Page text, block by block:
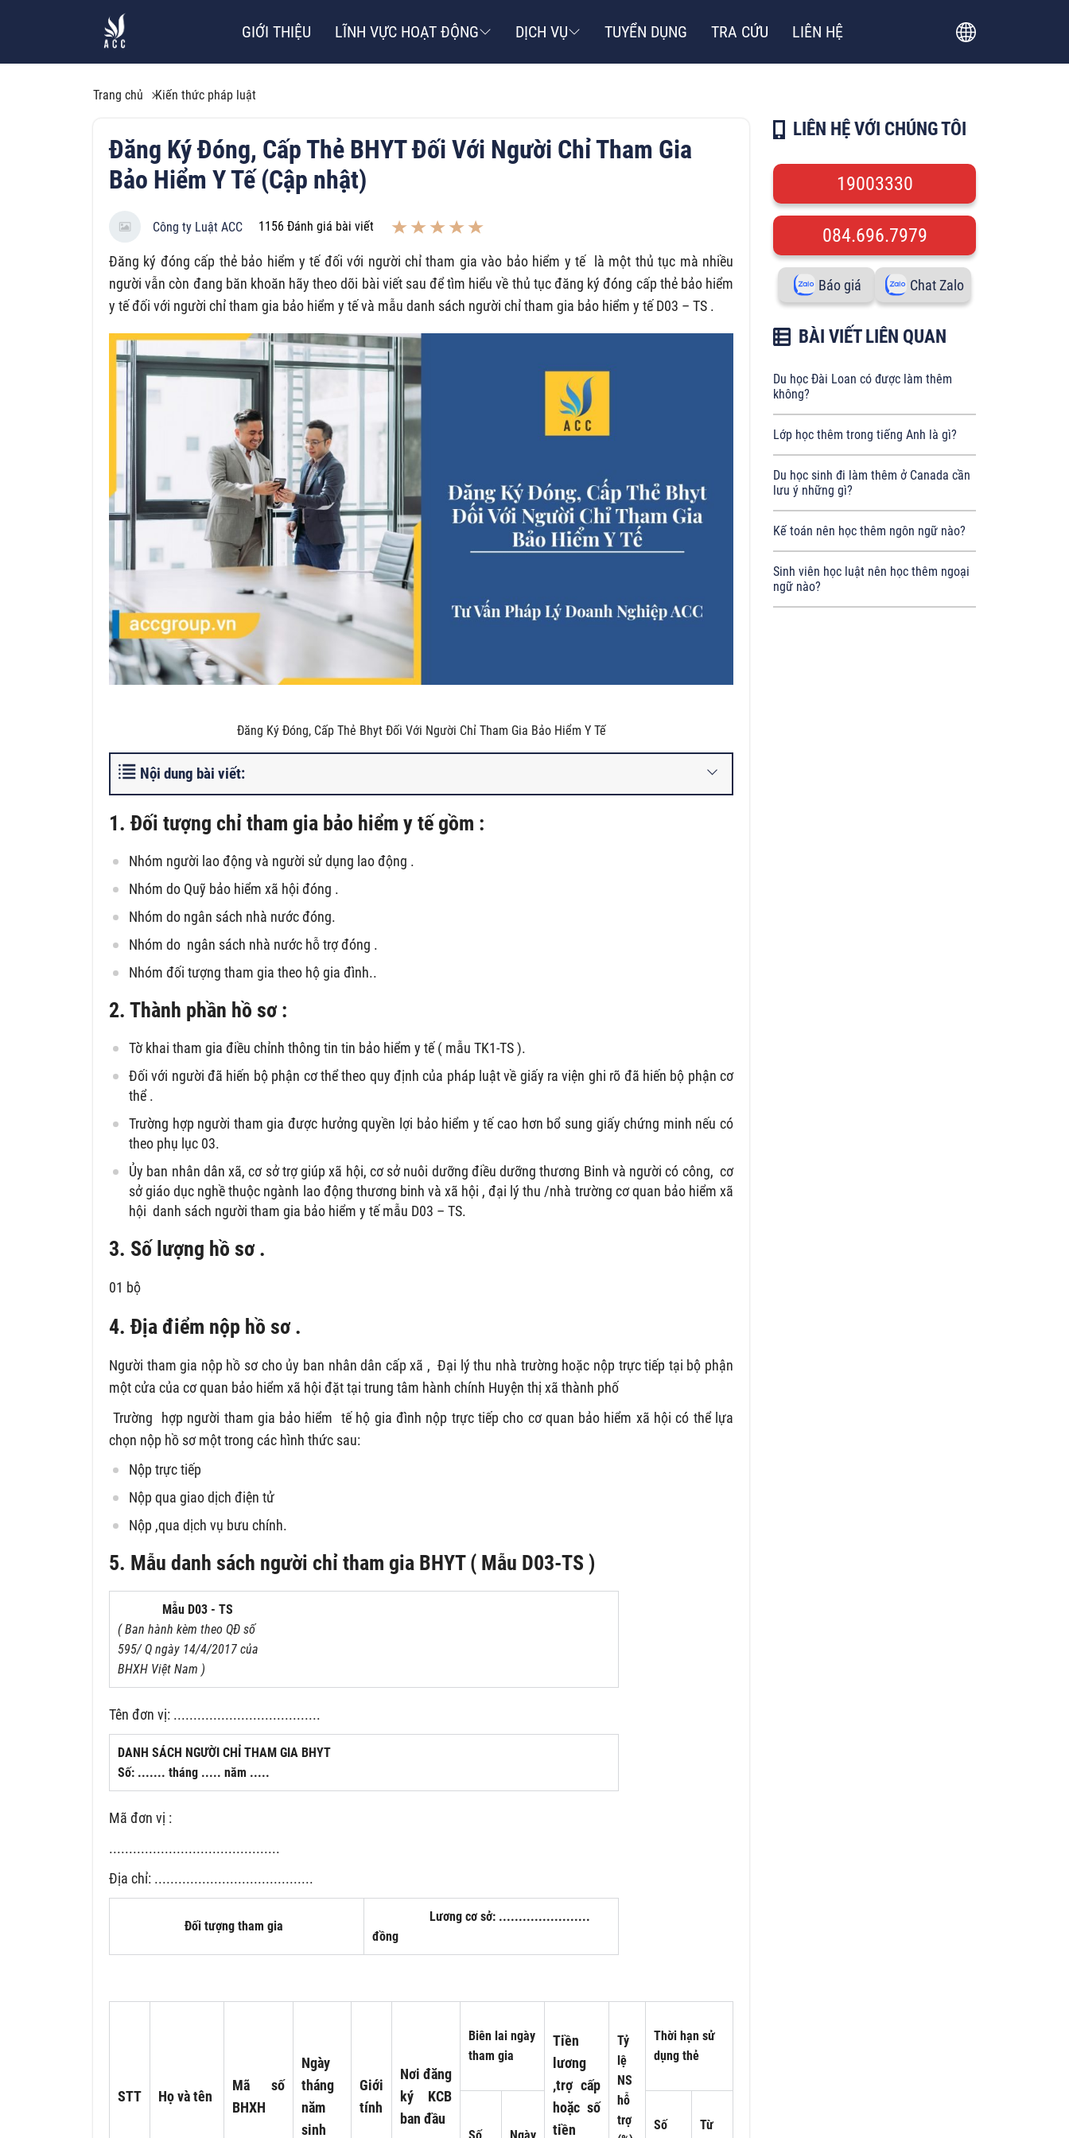
GIỚI THIỆU LĨNH VỰC HOẠT ĐỘNG DỊCH VỤ TUYỂN DỤNG TRA CỨU LIÊN HỆ
Trang chủ Kiến thức pháp luật
Đăng Ký Đóng, Cấp Thẻ BHYT Đối Với Người Chỉ Tham Gia
Bảo Hiểm Y Tế (Cập nhật)
Công ty Luật ACC 1156 Đánh giá bài viết
Đăng ký đóng cấp thẻ bảo hiểm y tế đối với người chỉ tham gia vào bảo hiểm y tế là một thủ tục mà nhiều
người vẫn còn đang băn khoăn hãy theo dõi bài viết sau để tìm hiểu về thủ tục đăng ký đóng cấp thẻ bảo hiểm
y tế đối với người chỉ tham gia bảo hiểm y tế và mẫu danh sách người chỉ tham gia bảo hiểm y tế D03 – TS .
Đăng Ký Đóng, Cấp Thẻ Bhyt Đối Với Người Chỉ Tham Gia Bảo Hiểm Y Tế
Nội dung bài viết:
1. Đối tượng chỉ tham gia bảo hiểm y tế gồm :
Nhóm người lao động và người sử dụng lao động .
Nhóm do Quỹ bảo hiểm xã hội đóng .
Nhóm do ngân sách nhà nước đóng.
Nhóm do ngân sách nhà nước hỗ trợ đóng .
Nhóm đối tượng tham gia theo hộ gia đình..
2. Thành phần hồ sơ :
Tờ khai tham gia điều chỉnh thông tin tin bảo hiểm y tế ( mẫu TK1-TS ).
Đối với người đã hiến bộ phận cơ thể theo quy định của pháp luật về giấy ra viện ghi rõ đã hiến bộ phận cơ
thể .
Trường hợp người tham gia được hưởng quyền lợi bảo hiểm y tế cao hơn bổ sung giấy chứng minh nếu có
theo phụ lục 03.
Ủy ban nhân dân xã, cơ sở trợ giúp xã hội, cơ sở nuôi dưỡng điều dưỡng thương Binh và người có công, cơ
sở giáo dục nghề thuộc ngành lao động thương binh và xã hội , đại lý thu /nhà trường cơ quan bảo hiểm xã
hội danh sách người tham gia bảo hiểm y tế mẫu D03 – TS.
3. Số lượng hồ sơ .
01 bộ
4. Địa điểm nộp hồ sơ .
Người tham gia nộp hồ sơ cho ủy ban nhân dân cấp xã , Đại lý thu nhà trường hoặc nộp trực tiếp tại bộ phận
một cửa của cơ quan bảo hiểm xã hội đặt tại trung tâm hành chính Huyện thị xã thành phố
Trường hợp người tham gia bảo hiểm tế hộ gia đình nộp trực tiếp cho cơ quan bảo hiểm xã hội có thể lựa
chọn nộp hồ sơ một trong các hình thức sau:
Nộp trực tiếp
Nộp qua giao dịch điện tử
Nộp ,qua dịch vụ bưu chính.
5. Mẫu danh sách người chỉ tham gia BHYT ( Mẫu D03-TS )
Mẫu D03 - TS
( Ban hành kèm theo QĐ số
595/ Q ngày 14/4/2017 của
BHXH Việt Nam )
Tên đơn vị: .....................................
DANH SÁCH NGƯỜI CHỈ THAM GIA BHYT
Số: ....... tháng ..... năm .....
Mã đơn vị :
...........................................
Địa chỉ: ........................................
Đối tượng tham gia
Lương cơ sở: .......................
đồng
STT Họ và tên
Mã số
BHXH
Ngày
tháng
năm
sinh
Giới
tính
Nơi đăng
ký KCB
ban đầu
Biên lai ngày
tham gia
Tiền
lương
,trợ cấp
hoặc số
tiền
Tỷ
lệ
NS
hỗ
trợ
Thời hạn sử
dụng thẻ
Số Ngày
Số
Từ
LIÊN HỆ VỚI CHÚNG TÔI
19003330
084.696.7979
Báo giá Chat Zalo
BÀI VIẾT LIÊN QUAN
Du học Đài Loan có được làm thêm
không?
Lớp học thêm trong tiếng Anh là gì?
Du học sinh đi làm thêm ở Canada cần
lưu ý những gì?
Kế toán nên học thêm ngôn ngữ nào?
Sinh viên học luật nên học thêm ngoại
ngữ nào?